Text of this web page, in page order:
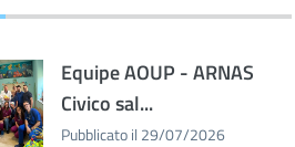
Equipe AOUP - ARNAS
Civico sal...
Pubblicato il 29/07/2026